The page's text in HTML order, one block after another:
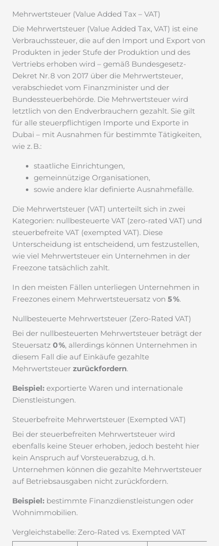
Mehrwertsteuer (Value Added Tax – VAT)
Die Mehrwertsteuer (Value Added Tax, VAT) ist eine
Verbrauchssteuer, die auf den Import und Export von
Produkten in jeder Stufe der Produktion und des
Vertriebs erhoben wird – gemäß Bundesgesetz-
Dekret Nr. 8 von 2017 über die Mehrwertsteuer,
verabschiedet vom Finanzminister und der
Bundessteuerbehörde. Die Mehrwertsteuer wird
letztlich von den Endverbrauchern gezahlt. Sie gilt
für alle steuerpflichtigen Importe und Exporte in
Dubai – mit Ausnahmen für bestimmte Tätigkeiten,
wie z. B.:
staatliche Einrichtungen,
gemeinnützige Organisationen,
sowie andere klar definierte Ausnahmefälle.
Die Mehrwertsteuer (VAT) unterteilt sich in zwei
Kategorien: nullbesteuerte VAT (zero-rated VAT) und
steuerbefreite VAT (exempted VAT). Diese
Unterscheidung ist entscheidend, um festzustellen,
wie viel Mehrwertsteuer ein Unternehmen in der
Freezone tatsächlich zahlt.
In den meisten Fällen unterliegen Unternehmen in
Freezones einem Mehrwertsteuersatz von 5 %.
Nullbesteuerte Mehrwertsteuer (Zero-Rated VAT)
Bei der nullbesteuerten Mehrwertsteuer beträgt der
Steuersatz 0 %, allerdings können Unternehmen in
diesem Fall die auf Einkäufe gezahlte
Mehrwertsteuer zurückfordern.
Beispiel: exportierte Waren und internationale
Dienstleistungen.
Steuerbefreite Mehrwertsteuer (Exempted VAT)
Bei der steuerbefreiten Mehrwertsteuer wird
ebenfalls keine Steuer erhoben, jedoch besteht hier
kein Anspruch auf Vorsteuerabzug, d. h.
Unternehmen können die gezahlte Mehrwertsteuer
auf Betriebsausgaben nicht zurückfordern.
Beispiel: bestimmte Finanzdienstleistungen oder
Wohnimmobilien.
Vergleichstabelle: Zero-Rated vs. Exempted VAT